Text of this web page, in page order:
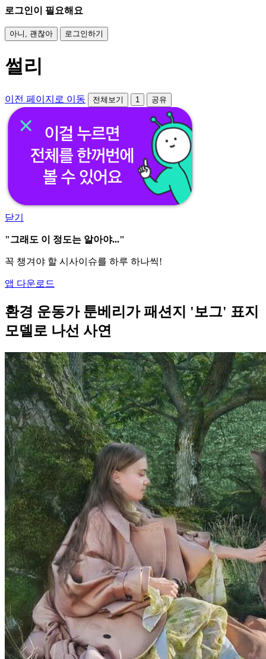
로그인이 필요해요
아니, 괜찮아 로그인하기
썰리
이전 페이지로 이동 전체보기 1 공유
닫기
"그래도 이 정도는 알아야..."
꼭 챙겨야 할 시사이슈를 하루 하나씩!
앱 다운로드
환경 운동가 툰베리가 패션지 '보그' 표지
모델로 나선 사연